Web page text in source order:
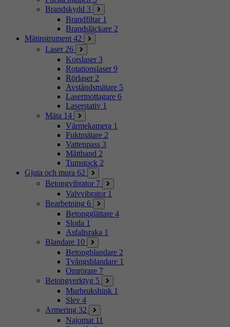
Brandskydd 3
Brandfiltar 1
Brandsläckare 2
Mätinstrument 42
Laser 26
Korslaser 3
Rotationslaser 9
Rörlaser 2
Avståndsmätare 5
Lasermottagare 6
Laserstativ 1
Mäta 14
Värmekamera 1
Fuktmätare 2
Vattenpass 3
Måttband 2
Tumstock 2
Gjuta och mura 62
Betongvibrator 7
Valvvibrator 1
Bearbetning 6
Betongglättare 4
Sloda 1
Asfaltsraka 1
Blandare 10
Betongblandare 2
Tvångsblandare 1
Omrörare 7
Betongverktyg 5
Murbrukshink 1
Slev 4
Armering 32
Najomat 11